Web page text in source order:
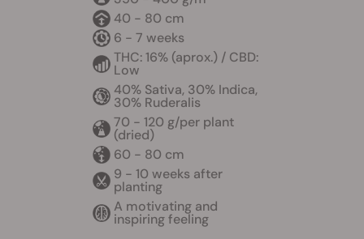
40 - 80 cm
6 - 7 weeks
THC: 16% (aprox.) / CBD:
Low
40% Sativa, 30% Indica,
30% Ruderalis
70 - 120 g/per plant
(dried)
60 - 80 cm
9 - 10 weeks after
planting
A motivating and
inspiring feeling